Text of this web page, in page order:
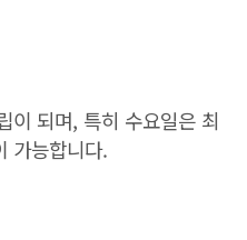
이 되며, 특히 수요일은 최
가능합니다.